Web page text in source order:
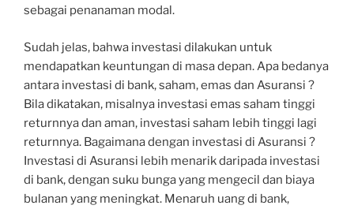
sebagai penanaman modal.
Sudah jelas, bahwa investasi dilakukan untuk
mendapatkan keuntungan di masa depan. Apa bedanya
antara investasi di bank, saham, emas dan Asuransi ?
Bila dikatakan, misalnya investasi emas saham tinggi
returnnya dan aman, investasi saham lebih tinggi lagi
returnnya. Bagaimana dengan investasi di Asuransi ?
Investasi di Asuransi lebih menarik daripada investasi
di bank, dengan suku bunga yang mengecil dan biaya
bulanan yang meningkat. Menaruh uang di bank,